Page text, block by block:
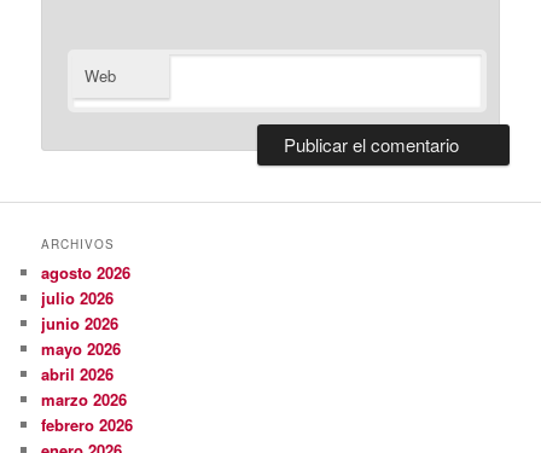
Web
ARCHIVOS
agosto 2026
julio 2026
junio 2026
mayo 2026
abril 2026
marzo 2026
febrero 2026